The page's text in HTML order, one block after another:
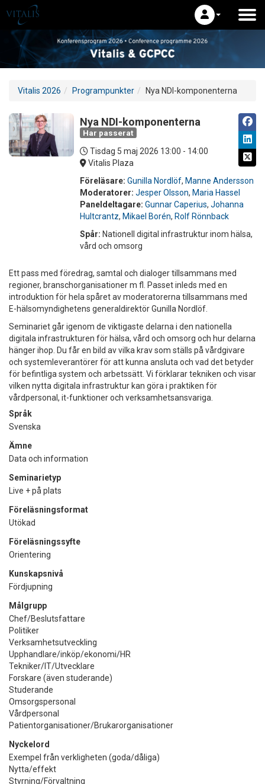
Vitalis 2026 Programpunkter Nya NDI-komponenterna
Nya NDI-komponenterna
Har passerat
Tisdag 5 maj 2026 13:00 - 14:00
Vitalis Plaza
Föreläsare: Gunilla Nordlöf, Manne Andersson
Moderatorer: Jesper Olsson, Maria Hassel
Paneldeltagare: Gunnar Caperius, Johanna
Hultcrantz, Mikael Borén, Rolf Rönnback
Spår: Nationell digital infrastruktur inom hälsa,
vård och omsorg
Ett pass med föredrag, samtal och dialoger tillsammans med
regioner, branschorganisationer m fl. Passet inleds med en
introduktion för hela spåret av moderatorerna tillsammans med
E-hälsomyndighetens generaldirektör Gunilla Nordlöf.
Seminariet går igenom de viktigaste delarna i den nationella
digitala infrastrukturen för hälsa, vård och omsorg och hur delarna
hänger ihop. Du får en bild av vilka krav som ställs på vårdgivare
och systemleverantörer för att kunna ansluta och vad det betyder
för befintliga system och arbetssätt. Vi förklarar tekniken och visar
vilken nytta digitala infrastruktur kan göra i praktiken för
vårdpersonal, it-funktioner och verksamhetsansvariga.
Språk
Svenska
Ämne
Data och information
Seminarietyp
Live + på plats
Föreläsningsformat
Utökad
Föreläsningssyfte
Orientering
Kunskapsnivå
Fördjupning
Målgrupp
Chef/Beslutsfattare
Politiker
Verksamhetsutveckling
Upphandlare/inköp/ekonomi/HR
Tekniker/IT/Utvecklare
Forskare (även studerande)
Studerande
Omsorgspersonal
Vårdpersonal
Patientorganisationer/Brukarorganisationer
Nyckelord
Exempel från verkligheten (goda/dåliga)
Nytta/effekt
Styrning/Förvaltning